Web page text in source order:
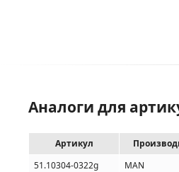
Аналоги для
Артикул
51.10304-0322g
MAN